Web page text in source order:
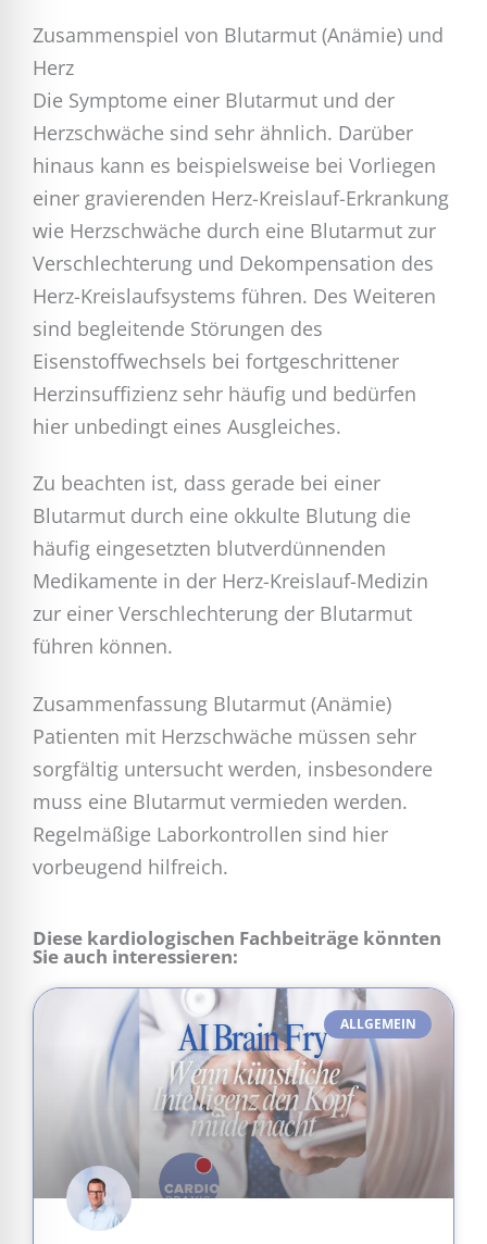
Zusammenspiel von Blutarmut (Anämie) und
Herz
Die Symptome einer Blutarmut und der
Herzschwäche sind sehr ähnlich. Darüber
hinaus kann es beispielsweise bei Vorliegen
einer gravierenden Herz-Kreislauf-Erkrankung
wie Herzschwäche durch eine Blutarmut zur
Verschlechterung und Dekompensation des
Herz-Kreislaufsystems führen. Des Weiteren
sind begleitende Störungen des
Eisenstoffwechsels bei fortgeschrittener
Herzinsuffizienz sehr häufig und bedürfen
hier unbedingt eines Ausgleiches.
Zu beachten ist, dass gerade bei einer
Blutarmut durch eine okkulte Blutung die
häufig eingesetzten blutverdünnenden
Medikamente in der Herz-Kreislauf-Medizin
zur einer Verschlechterung der Blutarmut
führen können.
Zusammenfassung Blutarmut (Anämie)
Patienten mit Herzschwäche müssen sehr
sorgfältig untersucht werden, insbesondere
muss eine Blutarmut vermieden werden.
Regelmäßige Laborkontrollen sind hier
vorbeugend hilfreich.
Diese kardiologischen Fachbeiträge könnten
Sie auch interessieren:
ALLGEMEIN